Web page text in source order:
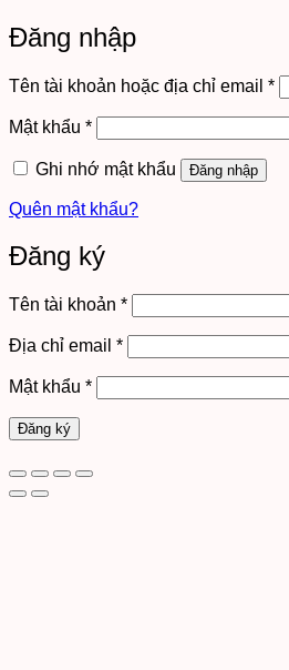
Đăng nhập
Tên tài khoản hoặc địa chỉ email *
Mật khẩu *Bắt
buộc
Ghi nhớ mật khẩu
Đăng nhập
Quên mật khẩu?
Đăng ký
Tên tài khoản *Bắt
buộc
Địa chỉ email *Bắt
buộc
Mật khẩu *Bắt
buộc
Đăng ký